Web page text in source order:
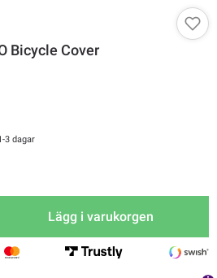
Bicycle Cover
3 dagar
Lägg i varukorgen